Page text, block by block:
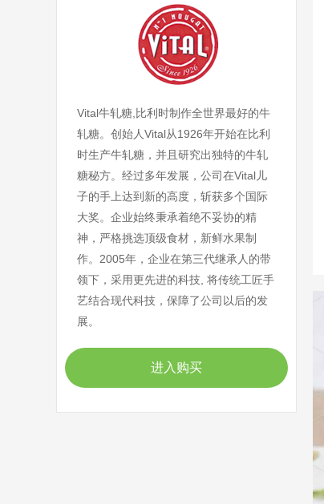
Vital牛轧糖,比利时制作全世界最好的牛
轧糖。创始人Vital从1926年开始在比利
时生产牛轧糖，并且研究出独特的牛轧
糖秘方。经过多年发展，公司在Vital儿
子的手上达到新的高度，斩获多个国际
大奖。企业始终秉承着绝不妥协的精
神，严格挑选顶级食材，新鲜水果制
作。2005年，企业在第三代继承人的带
领下，采用更先进的科技, 将传统工匠手
艺结合现代科技，保障了公司以后的发
展。
进入购买